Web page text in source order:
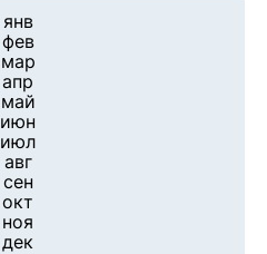
янв
фев
мар
апр
май
июн
июл
авг
сен
окт
ноя
дек